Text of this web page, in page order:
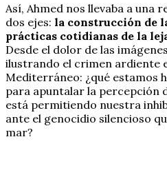
Así, Ahmed nos llevaba a una
dos ejes: la construcción de
prácticas cotidianas de la
Desde el dolor de las
ilustrando el crimen ardiente
Mediterráneo: ¿qué estamos
para apuntalar la percepción
está permitiendo nuestra
ante el genocidio silencioso
mar?